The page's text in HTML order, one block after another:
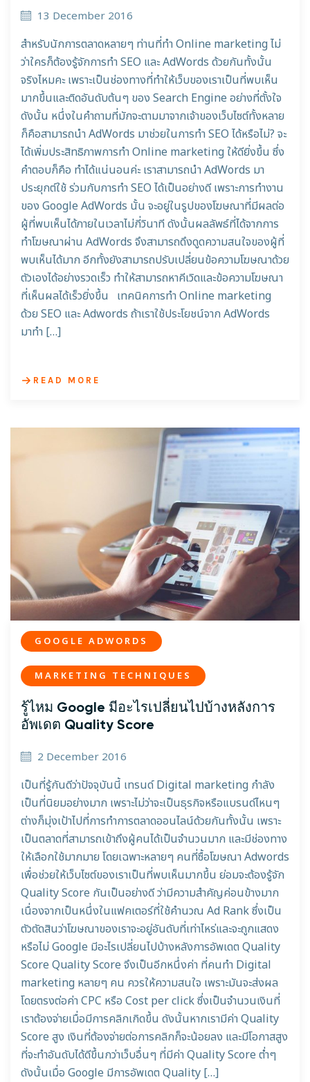
13 December 2016
สำหรับนักการตลาดหลายๆ ท่านที่ทำ Online marketing ไม่
ว่าใครก็ต้องรู้จักการทำ SEO และ AdWords ด้วยกันทั้งนั้น
จริงไหมคะ เพราะเป็นช่องทางที่ทำให้เว็บของเราเป็นที่พบเห็น
มากขึ้นและติดอันดับต้นๆ ของ Search Engine อย่างที่ตั้งใจ
ดังนั้น หนึ่งในคำถามที่มักจะตามมาจากเจ้าของเว็บไซต์ทั้งหลาย
ก็คือสามารถนำ AdWords มาช่วยในการทำ SEO ได้หรือไม่? จะ
ได้เพิ่มประสิทธิภาพการทำ Online marketing ให้ดียิ่งขึ้น ซึ่ง
คำตอบก็คือ ทำได้แน่นอนค่ะ เราสามารถนำ AdWords มา
ประยุกต์ใช้ ร่วมกับการทำ SEO ได้เป็นอย่างดี เพราะการทำงาน
ของ Google AdWords นั้น จะอยู่ในรูปของโฆษณาที่มีผลต่อ
ผู้ที่พบเห็นได้ภายในเวลาไม่กี่วินาที ดังนั้นผลลัพธ์ที่ได้จากการ
ทำโฆษณาผ่าน AdWords จึงสามารถดึงดูดความสนใจของผู้ที่
พบเห็นได้มาก อีกทั้งยังสามารถปรับเปลี่ยนข้อความโฆษณาด้วย
ตัวเองได้อย่างรวดเร็ว ทำให้สามารถหาคีเวิดและข้อความโฆษณา
ที่เห็นผลได้เร็วยิ่งขึ้น เทคนิคการทำ Online marketing
ด้วย SEO และ Adwords ถ้าเราใช้ประโยชน์จาก AdWords
มาทำ […]
READ MORE
GOOGLE ADWORDS
MARKETING TECHNIQUES
รู้ไหม Google มีอะไรเปลี่ยนไปบ้างหลังการ
อัพเดต Quality Score
2 December 2016
เป็นที่รู้กันดีว่าปัจจุบันนี้ เทรนด์ Digital marketing กำลัง
เป็นที่นิยมอย่างมาก เพราะไม่ว่าจะเป็นธุรกิจหรือแบรนด์ไหนๆ
ต่างก็มุ่งเป้าไปที่การทำการตลาดออนไลน์ด้วยกันทั้งนั้น เพราะ
เป็นตลาดที่สามารถเข้าถึงผู้คนได้เป็นจำนวนมาก และมีช่องทาง
ให้เลือกใช้มากมาย โดยเฉพาะหลายๆ คนที่ซื้อโฆษณา Adwords
เพื่อช่วยให้เว็บไซต์ของเราเป็นที่พบเห็นมากขึ้น ย่อมจะต้องรู้จัก
Quality Score กันเป็นอย่างดี ว่ามีความสำคัญค่อนข้างมาก
เนื่องจากเป็นหนึ่งในแฟคเตอร์ที่ใช้คำนวณ Ad Rank ซึ่งเป็น
ตัวตัดสินว่าโฆษณาของเราจะอยู่อันดับที่เท่าไหร่และจะถูกแสดง
หรือไม่ Google มีอะไรเปลี่ยนไปบ้างหลังการอัพเดต Quality
Score Quality Score จึงเป็นอีกหนึ่งค่า ที่คนทำ Digital
marketing หลายๆ คน ควรให้ความสนใจ เพราะมันจะส่งผล
โดยตรงต่อค่า CPC หรือ Cost per click ซึ่งเป็นจำนวนเงินที่
เราต้องจ่ายเมื่อมีการคลิกเกิดขึ้น ดังนั้นหากเรามีค่า Quality
Score สูง เงินที่ต้องจ่ายต่อการคลิกก็จะน้อยลง และมีโอกาสสูง
ที่จะทำอันดับได้ดีขึ้นกว่าเว็บอื่นๆ ที่มีค่า Quality Score ต่ำๆ
ดังนั้นเมื่อ Google มีการอัพเดต Quality […]